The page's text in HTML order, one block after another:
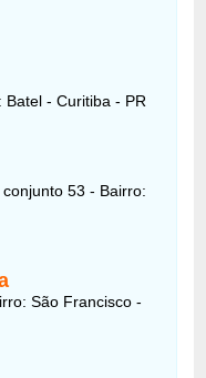
Batel - Curitiba - PR
53 - Bairro:
São Francisco -